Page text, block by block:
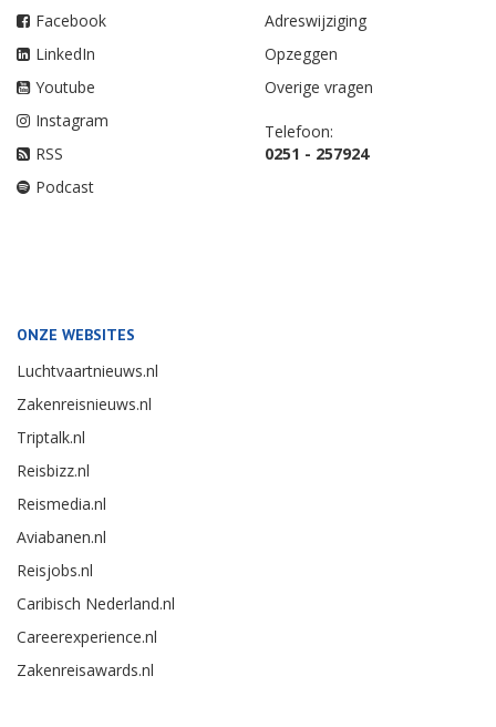
Facebook
LinkedIn
Youtube
Instagram
RSS
Podcast
Adreswijziging
Opzeggen
Overige vragen
Telefoon:
0251 - 257924
ONZE WEBSITES
Luchtvaartnieuws.nl
Zakenreisnieuws.nl
Triptalk.nl
Reisbizz.nl
Reismedia.nl
Aviabanen.nl
Reisjobs.nl
Caribisch Nederland.nl
Careerexperience.nl
Zakenreisawards.nl